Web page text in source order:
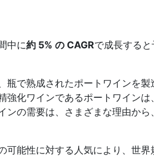
中に約 5% の CAGRで成長する
瓶で熟成されたポートワインを
強化ワインであるポートワイン
ンの需要は、さまざまな理由か
能性に対する人気により、世